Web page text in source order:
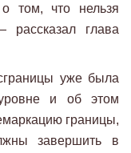
о том, что нельзя
рассказал глава
уже была
и об этом
границы,
завершить в